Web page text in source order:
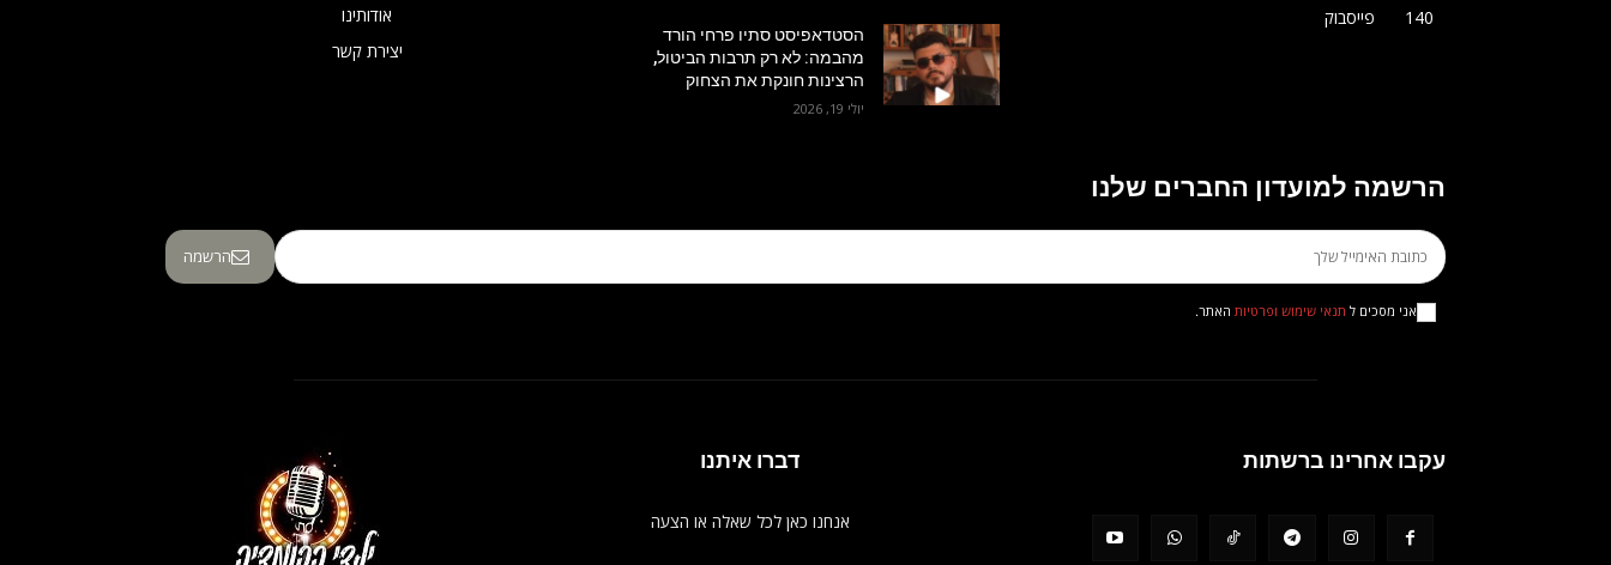
אודותינו
יצירת קשר
הסטדאפיסט סתיו פרחי הורד
מהבמה: לא רק תרבות הביטול,
הרצינות חונקת את הצחוק
יולי 19, 2026
פייסבוק
140
הרשמה למועדון החברים שלנו
הרשמה
אני מסכים ל תנאי שימוש ופרטיותהאתר.
דברו איתנו
אנחנו כאן לכל שאלה או הצעה
עקבו אחרינו ברשתות